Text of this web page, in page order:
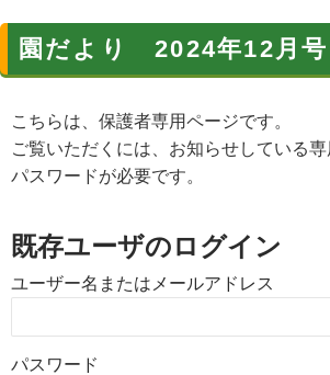
園だより 2024年12月号
こちらは、保護者専用ページです。
ご覧いただくには、お知らせしている
パスワードが必要です。
既存ユーザのログイン
ユーザー名またはメールアドレス
パスワード